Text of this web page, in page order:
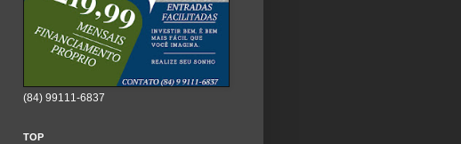
(84) 99111-6837
TOP